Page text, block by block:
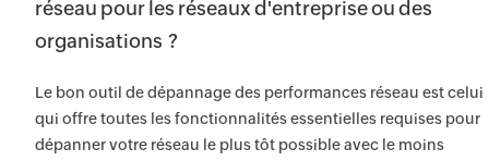
réseau pour les réseaux d'entreprise ou des
organisations ?
Le bon outil de dépannage des performances réseau est celui
qui offre toutes les fonctionnalités essentielles requises pour
dépanner votre réseau le plus tôt possible avec le moins